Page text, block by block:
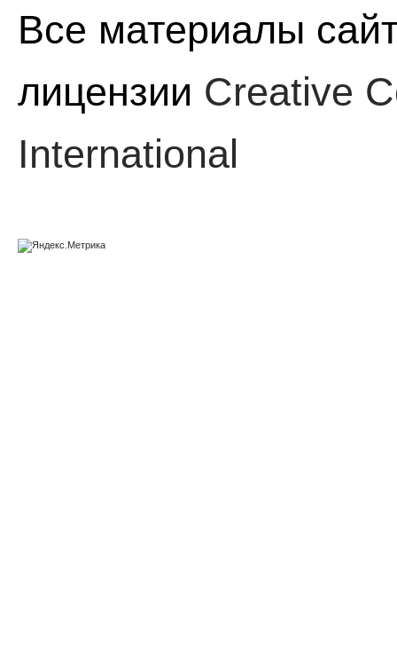
Все материалы
лицензии Creative
International